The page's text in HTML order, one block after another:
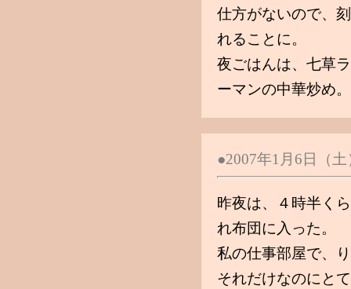
仕方がないので、
れることに。
夜ごはんは、七草
ーマンの中華炒め。
●2007年1月6日（
昨夜は、４時半く
れ布団に入った。
私の仕事部屋で、
それだけなのにと